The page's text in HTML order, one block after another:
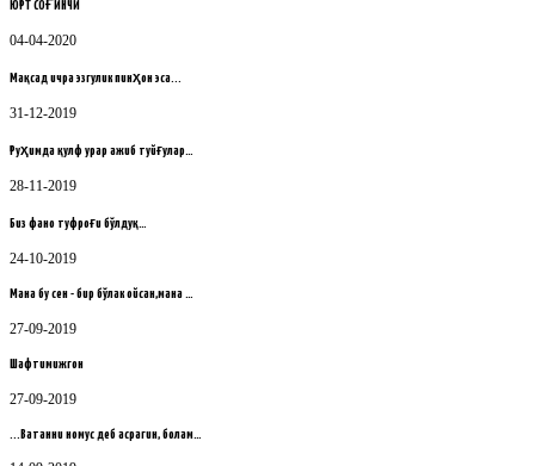
ЮРТ СОҒИНЧИ
04-04-2020
Мақсад ичра эзгулик пинҳон эса...
31-12-2019
Руҳимда қулф урар ажиб туйғулар…
28-11-2019
Биз фано туфроғи бўлдуқ…
24-10-2019
Мана бу сен - бир бўлак ойсан,мана …
27-09-2019
Шафтимижгон
27-09-2019
...Ватанни номус деб асрагин, болам…